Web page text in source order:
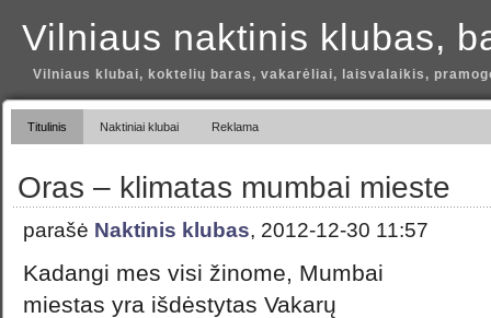
Vilniaus naktinis klubas,
Vilniaus klubai, koktelių baras, vakarėliai, laisvalaikis,
Titulinis Naktiniai klubai Reklama
Oras – klimatas mumbai mieste
parašė Naktinis klubas, 2012-12-30 11:57
Kadangi mes visi žinome, Mumbai
miestas yra išdėstytas Vakarų